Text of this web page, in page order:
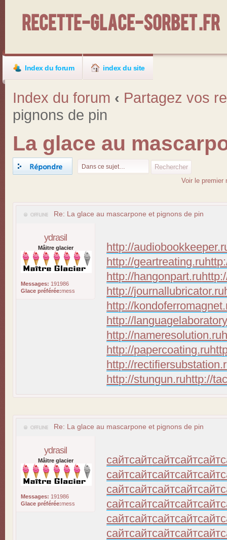
Recette-Glace-Sorbet .fr
Index du forum index du site
Index du forum ‹ Partagez vos
pignons de pin
La glace au
Voir le premier
Re: La glace au mascarpone et pignons de pin
ydrasil
Mâitre glacier
Messages: 191986
Glace préférée:mess
http://
http://geartreating.ru
http://hangonpart.ru
http://journallubricator.ru
http://
http://
http://nameresolution.ru
http://papercoating.ru
http://
http://stungun.ruhttp://
Re: La glace au mascarpone et pignons de pin
ydrasil
Mâitre glacier
Messages: 191986
Glace préférée:mess
сайтсайтсайтсайтсайт
сайтсайтсайтсайтсайт
сайтсайтсайтсайтсайт
сайтсайтсайтсайтсайт
сайтсайтсайтсайтсайт
сайтсайтсайтсайтсайт